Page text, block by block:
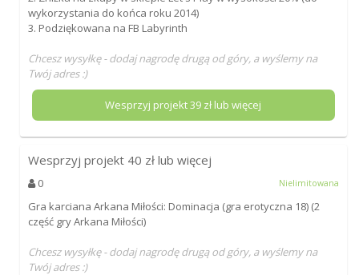
wykorzystania do końca roku 2014)
3. Podziękowana na FB Labyrinth
Chcesz wysyłkę - dodaj nagrodę drugą od góry, a wyślemy na
Twój adres :)
Wesprzyj projekt39 zł lub więcej
Wesprzyj projekt 40 zł lub więcej
0 Nielimitowana
Gra karciana Arkana Miłości: Dominacja (gra erotyczna 18) (2
część gry Arkana Miłości)
Chcesz wysyłkę - dodaj nagrodę drugą od góry, a wyślemy na
Twój adres :)